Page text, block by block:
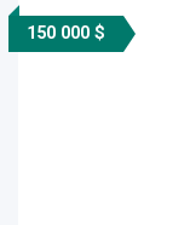
150 000 $